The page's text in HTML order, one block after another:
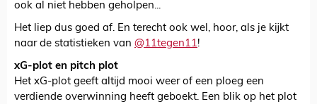
ook al niet hebben geholpen...
Het liep dus goed af. En terecht ook wel, hoor, als je kijkt
naar de statistieken van @11tegen11!
xG-plot en pitch plot
Het xG-plot geeft altijd mooi weer of een ploeg een
verdiende overwinning heeft geboekt. Een blik op het plot